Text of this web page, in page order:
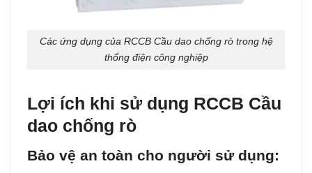
Các ứng dụng của RCCB Cầu dao chống rò trong hệ
thống điện công nghiệp
Lợi ích khi sử dụng RCCB Cầu
dao chống rò
Bảo vệ an toàn cho người sử dụng: